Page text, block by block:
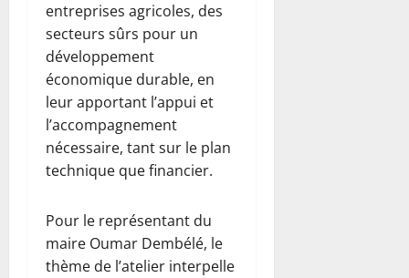
entreprises agricoles, des
secteurs sûrs pour un
développement
économique durable, en
leur apportant l’appui et
l’accompagnement
nécessaire, tant sur le plan
technique que financier.
Pour le représentant du
maire Oumar Dembélé, le
thème de l’atelier interpelle